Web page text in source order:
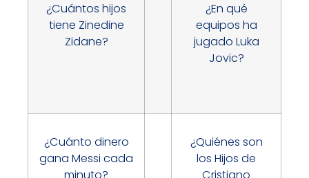
¿Cuántos hijos
tiene Zinedine
Zidane?
¿En qué
equipos ha
jugado Luka
Jovic?
¿Cuánto dinero
gana Messi cada
¿Quiénes son
los Hijos de